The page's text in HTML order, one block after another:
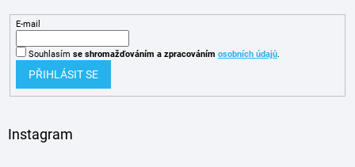
E-mail
Souhlasím se shromažďováním a zpracováním osobních údajů.
PŘIHLÁSIT SE
Instagram